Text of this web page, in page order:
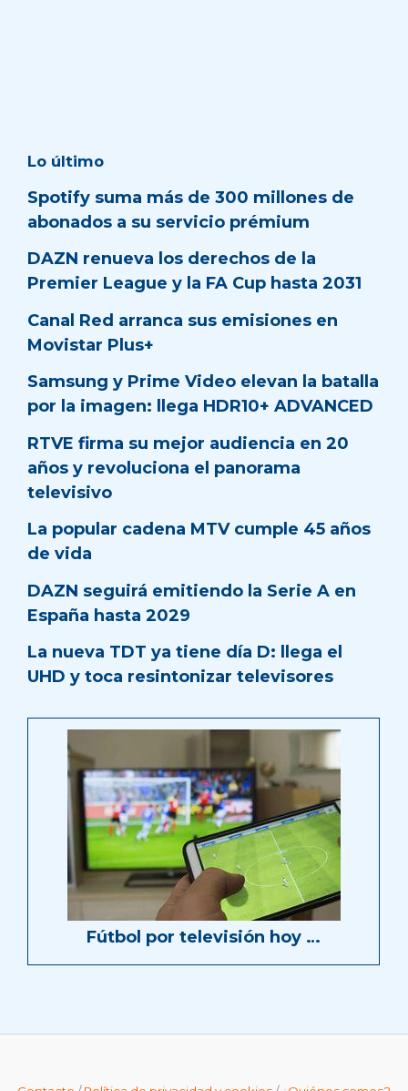
Lo último
Spotify suma más de 300 millones de
abonados a su servicio prémium
DAZN renueva los derechos de la
Premier League y la FA Cup hasta 2031
Canal Red arranca sus emisiones en
Movistar Plus+
Samsung y Prime Video elevan la batalla
por la imagen: llega HDR10+ ADVANCED
RTVE firma su mejor audiencia en 20
años y revoluciona el panorama
televisivo
La popular cadena MTV cumple 45 años
de vida
DAZN seguirá emitiendo la Serie A en
España hasta 2029
La nueva TDT ya tiene día D: llega el
UHD y toca resintonizar televisores
Fútbol por televisión hoy …